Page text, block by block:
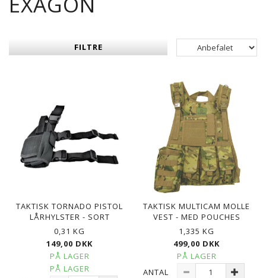
FILTRE
TAKTISK TORNADO PISTOL
LÅRHYLSTER - SORT
0,31 KG
149,00 DKK
PÅ LAGER
PÅ LAGER
TAKTISK MULTICAM MOLLE
VEST - MED POUCHES
1,335 KG
499,00 DKK
PÅ LAGER
ANTAL